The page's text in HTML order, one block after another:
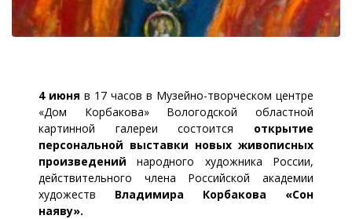
4 июня в 17 часов в Музейно-творческом центре
«Дом Корбакова» Вологодской областной
картинной галереи состоится открытие
персональной выставки новых живописных
произведений народного художника России,
действительного члена Российской академии
художеств Владимира Корбакова «Сон
наяву».